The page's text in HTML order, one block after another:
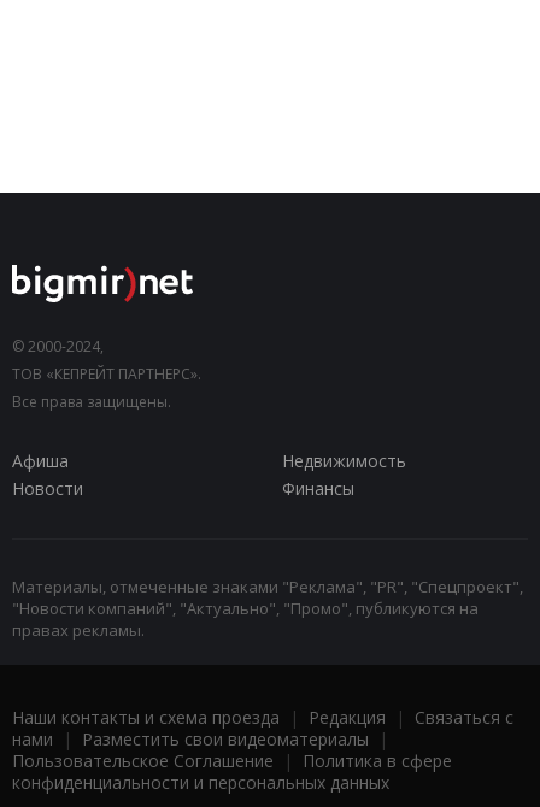
© 2000-2024,
ТОВ «КЕПРЕЙТ ПАРТНЕРС».
Все права защищены.
Афиша
Недвижимость
Новости
Финансы
Материалы, отмеченные знаками "Реклама", "PR", "Спецпроект",
"Новости компаний", "Актуально", "Промо", публикуются на
правах рекламы.
Наши контакты и схема проезда | Редакция | Связаться с
нами | Разместить свои видеоматериалы |
Пользовательское Соглашение |
Политика в сфере
конфиденциальности и персональных данных